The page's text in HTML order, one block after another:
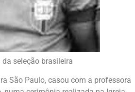
seleção brasileira
São Paulo, casou com a professora